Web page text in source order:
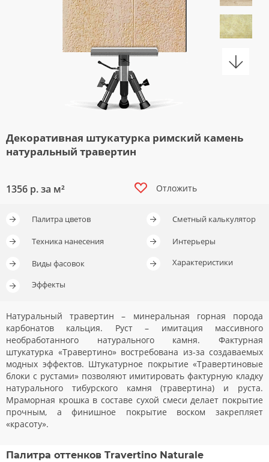
Декоративная штукатурка римский камень
натуральный травертин
Натуральный травертин – минеральная горная порода
карбонатов кальция. Руст – имитация массивного
необработанного натурального камня. Фактурная
штукатурка «Травертино» востребована из-за создаваемых
модных эффектов. Штукатурное покрытие «Травертиновые
блоки с рустами» позволяют имитировать фактурную кладку
натурального тибурского камня (травертина) и руста.
Мраморная крошка в составе сухой смеси делает покрытие
прочным, а финишное покрытие воском закрепляет
«красоту».
1356 р. за м² Отложить
Палитра цветов Сметный калькулятор
Техника нанесения Интерьеры
Виды фасовок Характеристики
Эффекты
Отложить
Палитра оттенков Travertino Naturale